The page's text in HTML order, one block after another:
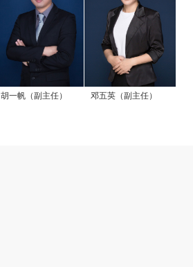
胡一帆（副主任） 邓五英（副主任）